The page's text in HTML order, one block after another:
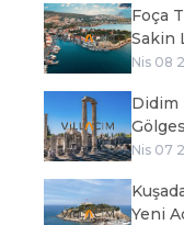
Foça
Sakin
Nis 08
Didim
Nis 07
Yeni